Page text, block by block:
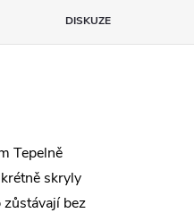
DISKUZE
Tepelně
skryly
bez